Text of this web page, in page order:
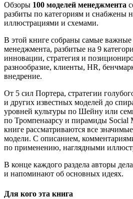
Обзоры 100 моделей менеджмента
разбиты по категориям и снабжены
иллюстрациями и схемами.
В этой книге собраны самые
менеджмента, разбитые на 9
инновации, стратегия и
разнообразие, клиенты, HR,
внедрение.
От 5 сил Портера, стратегии
и других известных моделей до
уровней культуры по Шейну или
по Тромпенаарсу и пирамиды Social
книге рассматриваются все
модели. С описанием,
по применению, наглядными
В конце каждого раздела авторы
и напоминают об основных идеях.
Для кого эта книга